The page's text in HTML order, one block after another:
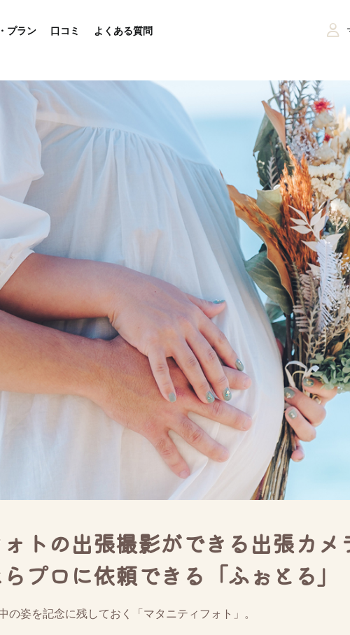
プラン 口コミ よくある質問
トの出張撮影ができる出張カメ
プロに依頼できる「ふぉとる」
の姿を記念に残しておく「マタニティフォト」。